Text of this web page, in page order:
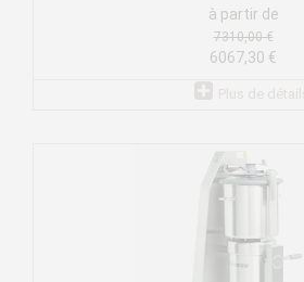
à partir de
7310,00 €
6067,30 €